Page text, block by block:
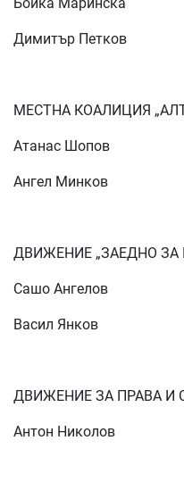
Димитър Петков
МЕСТНА КОАЛИЦИЯ
Атанас Шопов
Ангел Минков
ДВИЖЕНИЕ „ЗАЕДНО ЗА
Сашо Ангелов
Васил Янков
ДВИЖЕНИЕ ЗА ПРАВА И
Антон Николов